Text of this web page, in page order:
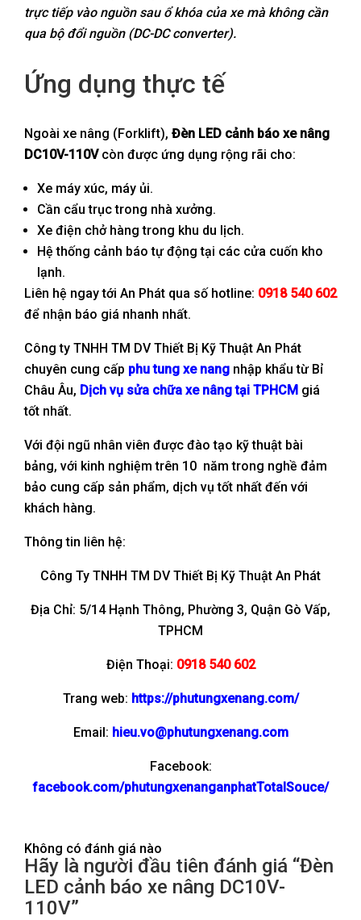
trực tiếp vào nguồn sau ổ khóa của xe mà không cần
qua bộ đổi nguồn (DC-DC converter).
Ứng dụng thực tế
Ngoài xe nâng (Forklift), Đèn LED cảnh báo xe nâng
DC10V-110Vcòn được ứng dụng rộng rãi cho:
Xe máy xúc, máy ủi.
Cần cẩu trục trong nhà xưởng.
Xe điện chở hàng trong khu du lịch.
Hệ thống cảnh báo tự động tại các cửa cuốn kho
lạnh.
Liên hệ ngay tới An Phát qua số hotline: 0918 540 602
để nhận báo giá nhanh nhất.
Công ty TNHH TM DV Thiết Bị Kỹ Thuật An Phát
chuyên cung cấp phu tung xe nang nhập khẩu từ Bỉ
Châu Âu, Dịch vụ sửa chữa xe nâng tại TPHCM giá
tốt nhất.
Với đội ngũ nhân viên được đào tạo kỹ thuật bài
bảng, với kinh nghiệm trên 10 năm trong nghề đảm
bảo cung cấp sản phẩm, dịch vụ tốt nhất đến với
khách hàng.
Thông tin liên hệ:
Công Ty TNHH TM DV Thiết Bị Kỹ Thuật An Phát
Địa Chỉ: 5/14 Hạnh Thông, Phường 3, Quận Gò Vấp,
TPHCM
Điện Thoại: 0918 540 602
Trang web: https://phutungxenang.com/
Email: hieu.vo@phutungxenang.com
Facebook:
facebook.com/phutungxenanganphatTotalSouce/
Không có đánh giá nào
Hãy là người đầu tiên đánh giá “Đèn
LED cảnh báo xe nâng DC10V-
110V”